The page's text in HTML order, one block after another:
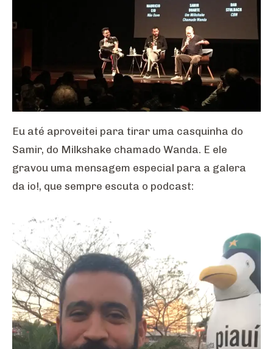
Eu até aproveitei para tirar uma casquinha do
Samir, do Milkshake chamado Wanda. E ele
gravou uma mensagem especial para a galera
da io!, que sempre escuta o podcast: